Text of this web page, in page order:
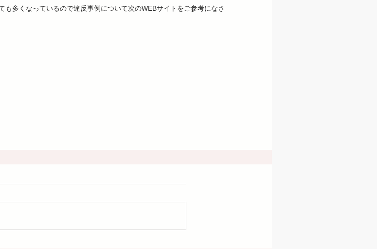
も多くなっているので違反事例について次のWEBサイトをご参考になさ